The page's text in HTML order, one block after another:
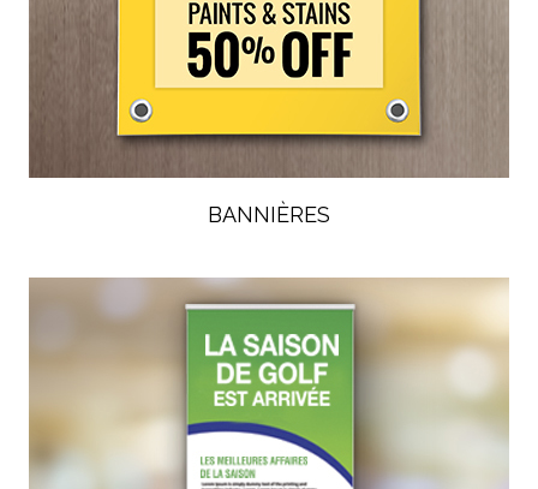
BANNIÈRES